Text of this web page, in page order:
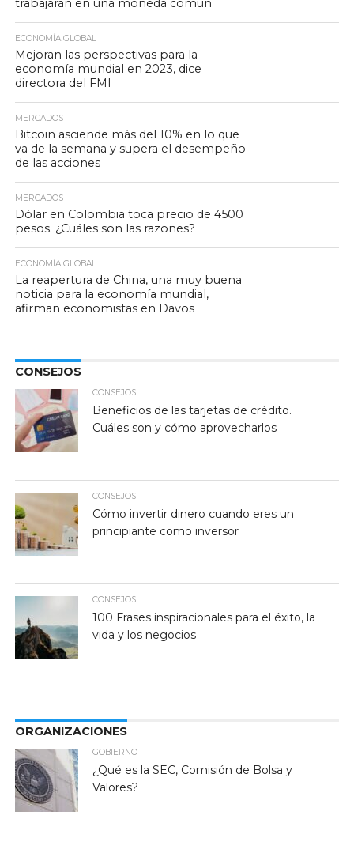
trabajarán en una moneda común
ECONOMÍA GLOBAL
Mejoran las perspectivas para la
economía mundial en 2023, dice
directora del FMI
MERCADOS
Bitcoin asciende más del 10% en lo que
va de la semana y supera el desempeño
de las acciones
MERCADOS
Dólar en Colombia toca precio de 4500
pesos. ¿Cuáles son las razones?
ECONOMÍA GLOBAL
La reapertura de China, una muy buena
noticia para la economía mundial,
afirman economistas en Davos
CONSEJOS
CONSEJOS
Beneficios de las tarjetas de crédito.
Cuáles son y cómo aprovecharlos
CONSEJOS
Cómo invertir dinero cuando eres un
principiante como inversor
CONSEJOS
100 Frases inspiracionales para el éxito, la
vida y los negocios
ORGANIZACIONES
GOBIERNO
¿Qué es la SEC, Comisión de Bolsa y
Valores?